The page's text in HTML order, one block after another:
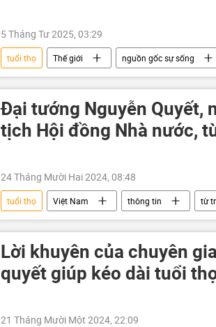
5 Tháng Tư 2025, 03:29
tuổi thọ Thế giới nguồn gốc sự sống
Thời sự
Đại tướng Nguyễn Quyết,
tịch Hội đồng Nhà nước,
24 Tháng Mười Hai 2024, 08:48
tuổi thọ Việt Nam thông tin từ
Lời khuyên của chuyên
quyết giúp kéo dài tuổi
21 Tháng Mười Một 2024, 22:09